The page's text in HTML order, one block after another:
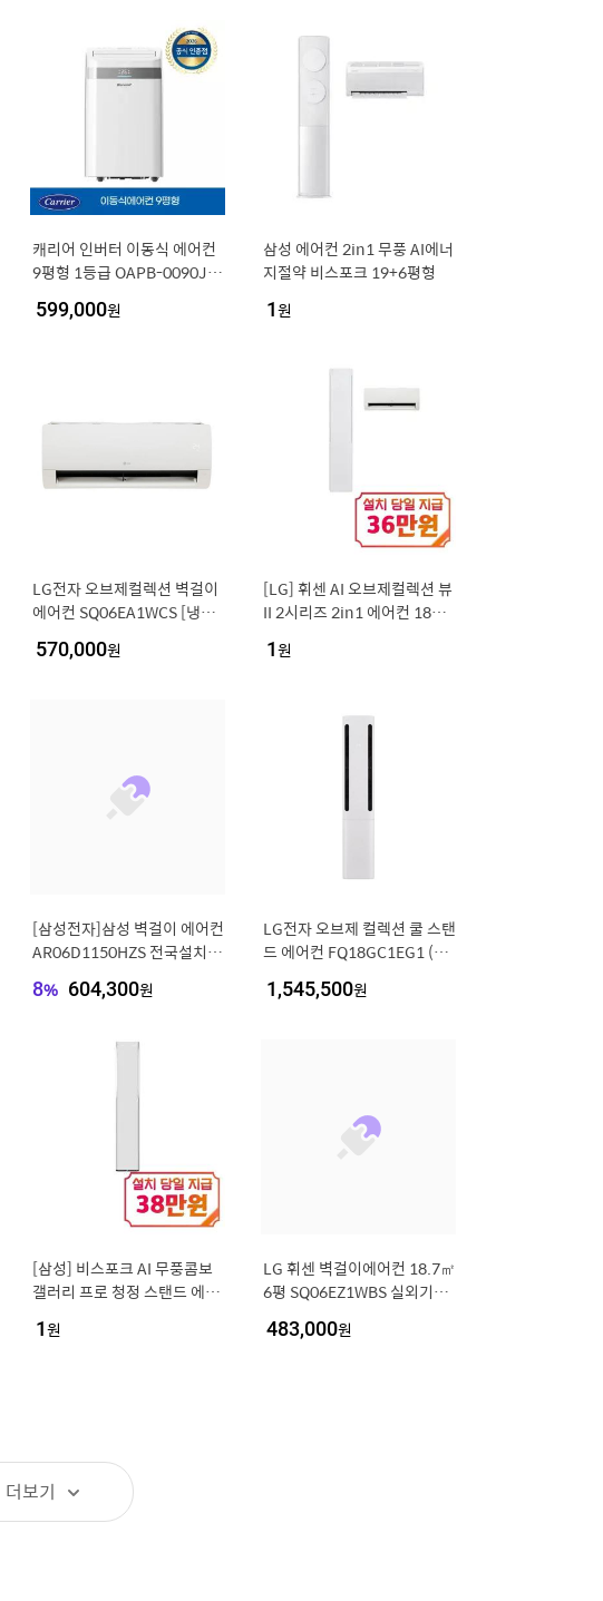
캐리어 인버터 이동식 에어컨
9평형 1등급 OAPB-0090JD
599,000원
삼성 에어컨 2in1 무풍 AI에너
지절약 비스포크 19+6평형
1원
LG전자 오브제컬렉션 벽걸이
에어컨 SQ06EA1WCS [냉방
치비동일]
570,000원
[LG] 휘센 AI 오브제컬렉션 뷰
II 2시리즈 2in1 에어컨 18평
Q18GU2EA2
1원
[삼성전자]삼성 벽걸이 에어컨
AR06D1150HZS 전국설치 실
5925852]
8% 604,300원
LG전자 오브제 컬렉션 쿨 스탠
드 에어컨 FQ18GC1EG1 (일
기포함) [전국설치비동일]
1,545,500원
[삼성] 비스포크 AI 무풍콤보
갤러리 프로 청정 스탠드 에어
센셜 화이트) / AF90H17D35
1원
LG 휘센 벽걸이에어컨 18.7㎡
6평 SQ06EZ1WBS 실외기포
483,000원
더보기